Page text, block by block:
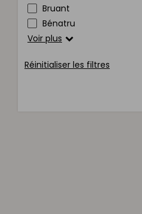
Bruant
Bénatru
Voir plus
Réinitialiser les filtres